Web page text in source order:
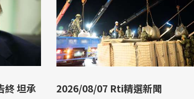
終 坦承
2026/08/07 Rti精選新聞